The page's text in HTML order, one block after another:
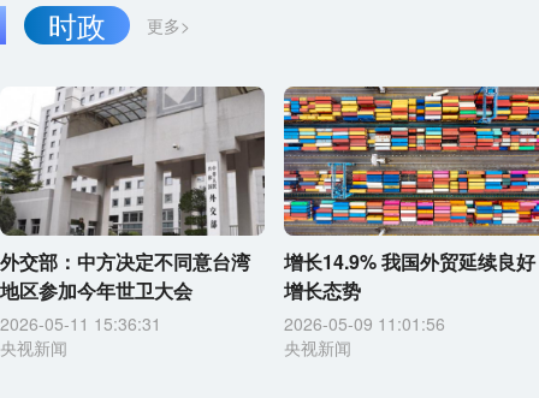
更多>
时政
外交部：中方决定不同意台湾
地区参加今年世卫大会
2026-05-11 15:36:31
央视新闻
增长14.9% 我国外贸延续良好
增长态势
2026-05-09 11:01:56
央视新闻